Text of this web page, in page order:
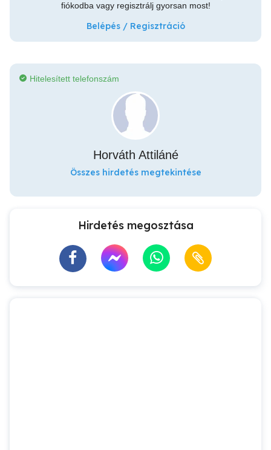
fiókodba vagy regisztrálj gyorsan most!
Belépés / Regisztráció
Hitelesített telefonszám
Horváth Attiláné
Összes hirdetés megtekintése
Hirdetés megosztása